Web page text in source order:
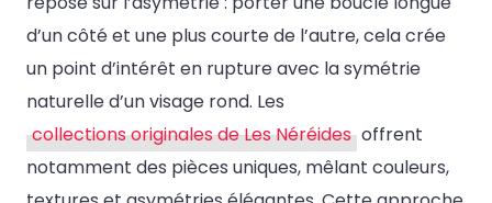
d’un côté et une plus courte de l’autre, cela crée
un point d’intérêt en rupture avec la symétrie
naturelle d’un visage rond. Les
collections originales de Les Néréides offrent
notamment des pièces uniques, mêlant couleurs,